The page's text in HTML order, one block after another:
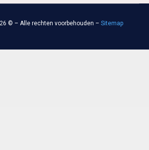
© – Alle rechten voorbehouden – Sitemap